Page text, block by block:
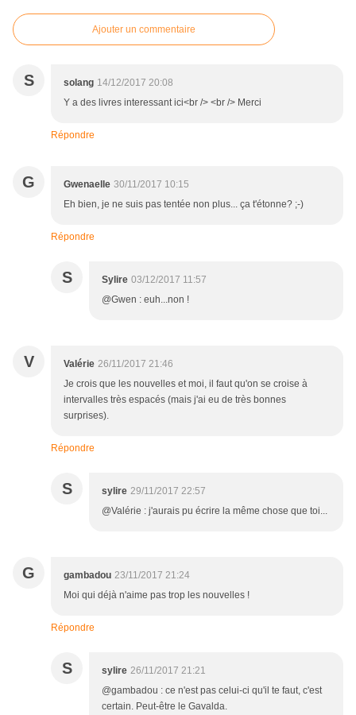
Ajouter un commentaire
S solang 14/12/2017 20:08
Y a des livres interessant ici<br /> <br /> Merci
Répondre
G Gwenaelle 30/11/2017 10:15
Eh bien, je ne suis pas tentée non plus... ça t'étonne? ;-)
Répondre
S Sylire 03/12/2017 11:57
@Gwen : euh...non !
V Valérie 26/11/2017 21:46
Je crois que les nouvelles et moi, il faut qu'on se croise à
intervalles très espacés (mais j'ai eu de très bonnes
surprises).
Répondre
S sylire 29/11/2017 22:57
@Valérie : j'aurais pu écrire la même chose que toi...
G gambadou 23/11/2017 21:24
Moi qui déjà n'aime pas trop les nouvelles !
Répondre
S sylire 26/11/2017 21:21
@gambadou : ce n'est pas celui-ci qu'il te faut, c'est
certain. Peut-être le Gavalda.